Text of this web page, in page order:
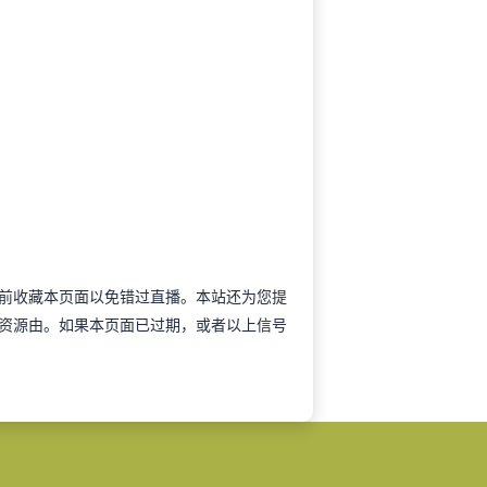
收藏本页面以免错过直播。本站还为您提
源由。如果本页面已过期，或者以上信号